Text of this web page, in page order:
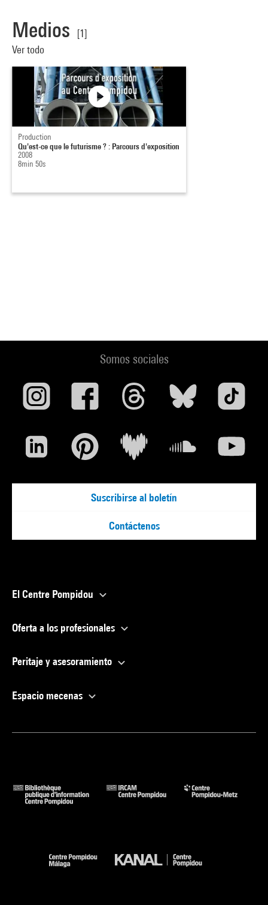
Medios
[1]
Ver todo
Production
Qu'est-ce que le futurisme ? : Parcours d'exposition
2008
8min 50s
Somos sociales
Suscribirse al boletín
Contáctenos
El Centre Pompidou
Oferta a los profesionales
Peritaje y asesoramiento
Espacio mecenas